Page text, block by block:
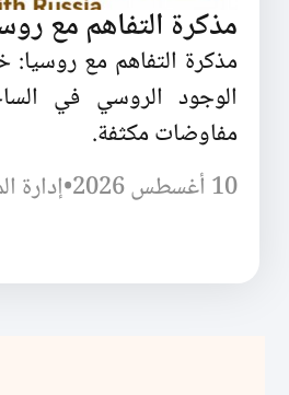
مذكرة التفاهم مع
مذكرة التفاهم مع روسيا:
الوجود الروسي في
مفاوضات مكثفة.
10 أغسطس 2026
•إدارة